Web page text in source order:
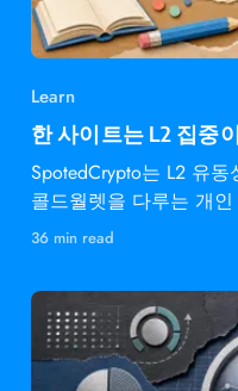
Learn
한 사이트는 L2 집중
SpotedCrypto는 L2 유
콜드월렛을 다루는 개
다.
36 min read